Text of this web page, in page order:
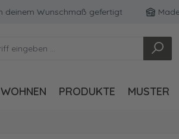
Wunschmaß gefertigt Made in
WOHNEN PRODUKTE MUSTER